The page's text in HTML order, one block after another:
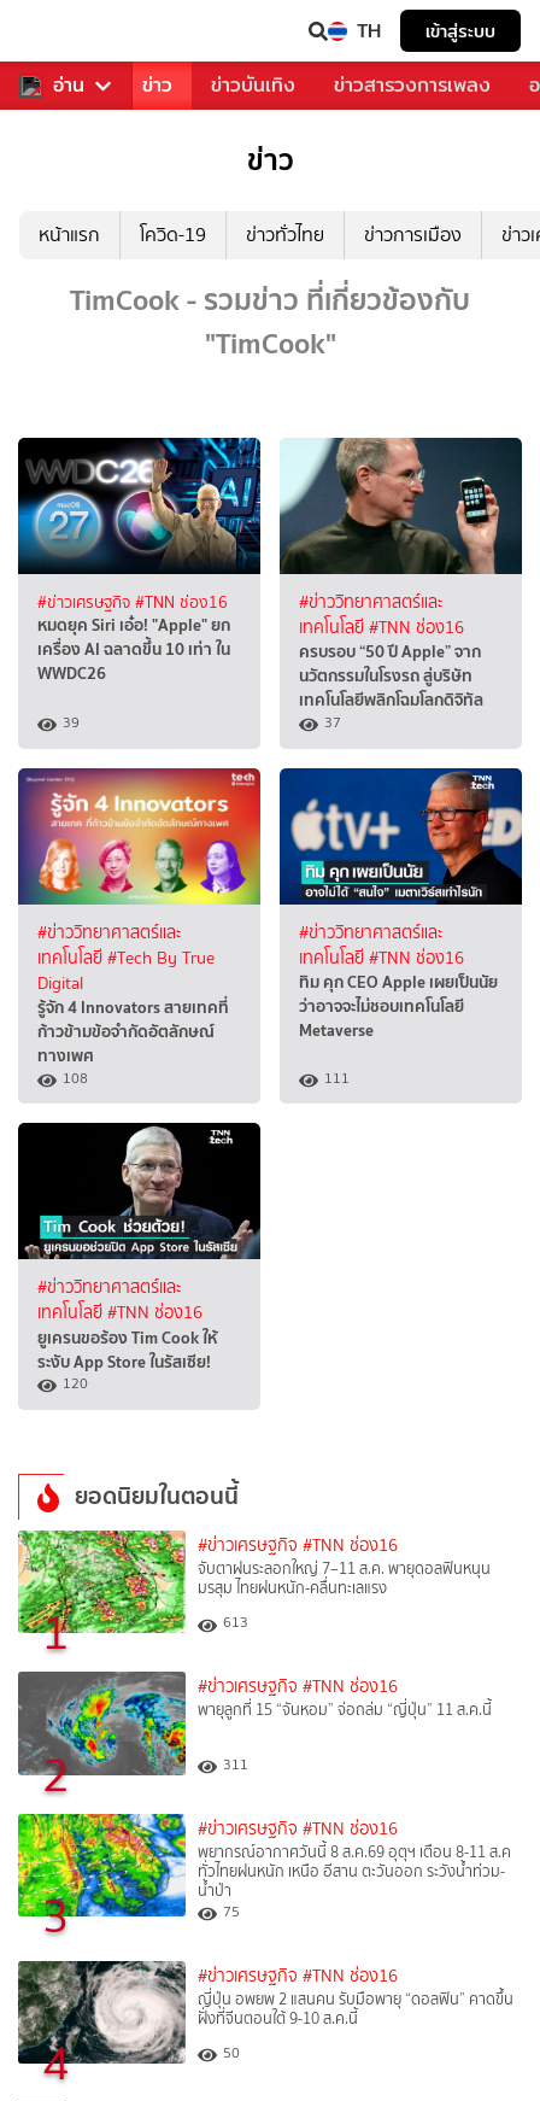
TH เข้าสู่ระบบ
อ่าน
คุณ กีฬา ข่าว ข่าวบันเทิง ข่าวสารวงการเพลง
ข่าว
หน้าแรก โควิด-19 ข่าวทั่วไทย ข่าวการเมือง ข่าว
TimCook - รวมข่าว ที่เกี่ยวข้องกับ
"TimCook"
#ข่าวเศรษฐกิจ #TNN ช่อง16
หมดยุค Siri เอ๋อ! "Apple" ยก
เครื่อง AI ฉลาดขึ้น 10 เท่า ใน
WWDC26
39
#ข่าววิทยาศาสตร์และ
เทคโนโลยี#TNN ช่อง16
ครบรอบ “50 ปี Apple” จาก
นวัตกรรมในโรงรถ สู่บริษัท
เทคโนโลยีพลิกโฉมโลกดิจิทัล
37
#ข่าววิทยาศาสตร์และ
เทคโนโลยี#Tech By True
Digital
รู้จัก 4 Innovators สายเทคที่
ก้าวข้ามข้อจำกัดอัตลักษณ์
ทางเพศ
108
#ข่าววิทยาศาสตร์และ
เทคโนโลยี#TNN ช่อง16
ทิม คุก CEO Apple เผยเป็นนัย
ว่าอาจจะไม่ชอบเทคโนโลยี
Metaverse
111
#ข่าววิทยาศาสตร์และ
เทคโนโลยี#TNN ช่อง16
ยูเครนขอร้อง Tim Cook ให้
ระงับ App Store ในรัสเซีย!
120
ยอดนิยมในตอนนี้
1
#ข่าวเศรษฐกิจ #TNN ช่อง16
จับตาฝนระลอกใหญ่ 7–11 ส.ค. พายุดอลฟินหนุน
มรสุม ไทยฝนหนัก-คลื่นทะเลแรง
613
2
#ข่าวเศรษฐกิจ #TNN ช่อง16
พายุลูกที่ 15 “จันหอม” จ่อถล่ม “ญี่ปุ่น” 11 ส.ค.นี้
311
3
#ข่าวเศรษฐกิจ #TNN ช่อง16
พยากรณ์อากาศวันนี้ 8 ส.ค.69 อุตุฯ เตือน 8-11 ส.ค
ทั่วไทยฝนหนัก เหนือ อีสาน ตะวันออก ระวังน้ำท่วม-
น้ำป่า
75
4
#ข่าวเศรษฐกิจ #TNN ช่อง16
ญี่ปุ่น อพยพ 2 แสนคน รับมือพายุ “ดอลฟิน” คาดขึ้น
ฝั่งที่จีนตอนใต้ 9-10 ส.ค.นี้
50